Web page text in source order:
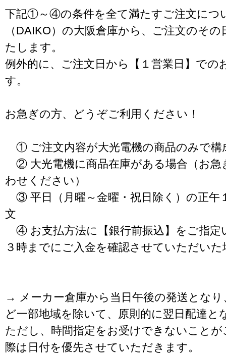
下記①～④の条件を全て満たすご注文につ
（DAIKO）の大阪倉庫から、ご注文のそ
たします。
例外的に、ご注文日から【１営業日】での
す。
お急ぎの方、どうぞご利用ください！
① ご注文内容が大光電機の商品のみで構
② 大光電機に商品在庫がある場合（お急
わせください）
③ 平日（月曜～金曜・祝日除く）の正午
文
④ お支払方法に【銀行前振込】をご指定
３時までにご入金を確認させていただいた
→ メーカー倉庫から当日午後の発送となり
ど一部地域を除いて、原則的に翌日配達と
ただし、時間指定をお受けできないこと
際は日付を優先させていただきます。